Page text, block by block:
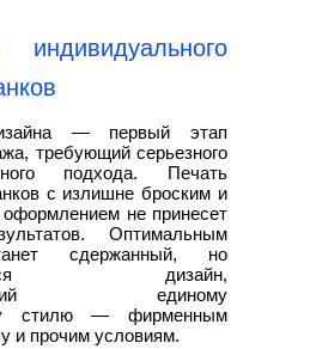
индивидуального
— первый этап
требующий серьезного
подхода. Печать
с излишне броским и
не принесет
Оптимальным
сдержанный, но
дизайн,
единому
стилю — фирменным
и прочим условиям.